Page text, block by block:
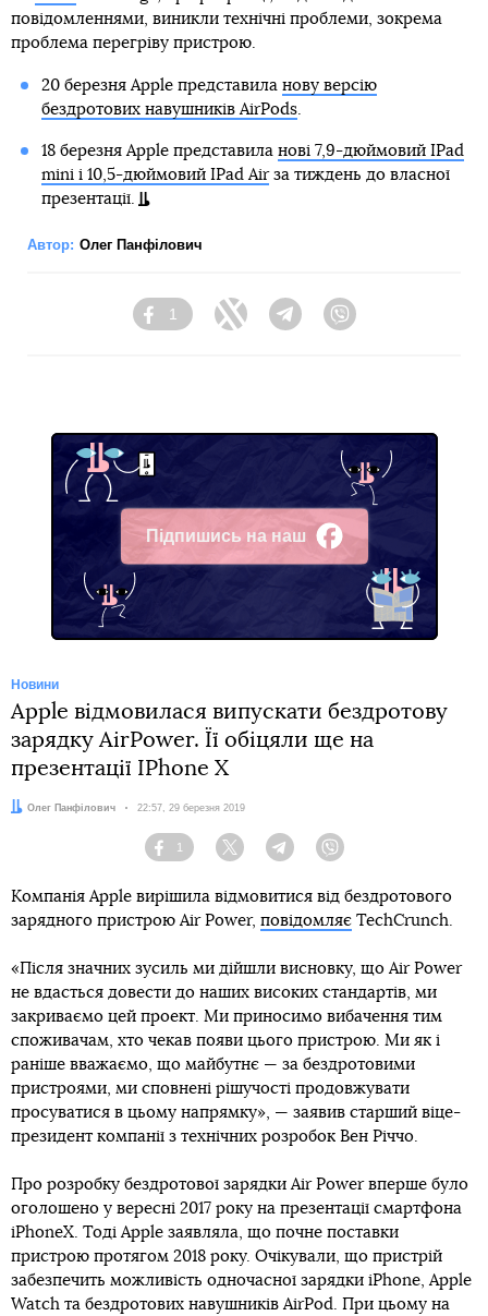
повідомленнями, виникли технічні проблеми, зокрема
проблема перегріву пристрою.
20 березня Apple представила нову версію
бездротових навушників AirPods.
18 березня Apple представила нові 7,9-дюймовий IPad
mini і 10,5-дюймовий IPad Airза тиждень до власної
презентації.
Автор: Олег Панфілович
Facebook
1
Twitter Telegram
Підпишись на наш
Facebook
Новини
Apple відмовилася випускати бездротову
зарядку AirPower. Її обіцяли ще на
презентації IPhone X
Автор:
Олег Панфілович Дата:
22:57, 29 березня 2019
Facebook
1
Twitter TelegramViber
Компанія Apple вирішила відмовитися від бездротового
зарядного пристрою Air Power, повідомляє TechCrunch.
«Після значних зусиль ми дійшли висновку, що Air Power
не вдасться довести до наших високих стандартів, ми
закриваємо цей проект. Ми приносимо вибачення тим
споживачам, хто чекав появи цього пристрою. Ми як і
раніше вважаємо, що майбутнє — за бездротовими
пристроями, ми сповнені рішучості продовжувати
просуватися в цьому напрямку», — заявив старший віце-
президент компанії з технічних розробок Вен Річчо.
Про розробку бездротової зарядки Air Power вперше було
оголошено у вересні 2017 року на презентації смартфона
iPhoneX. Тоді Apple заявляла, що почне поставки
пристрою протягом 2018 року. Очікували, що пристрій
забезпечить можливість одночасної зарядки iPhone, Apple
Watch та бездротових навушників AirPod. При цьому на